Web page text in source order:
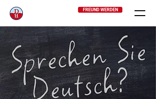
FREUND WERDEN